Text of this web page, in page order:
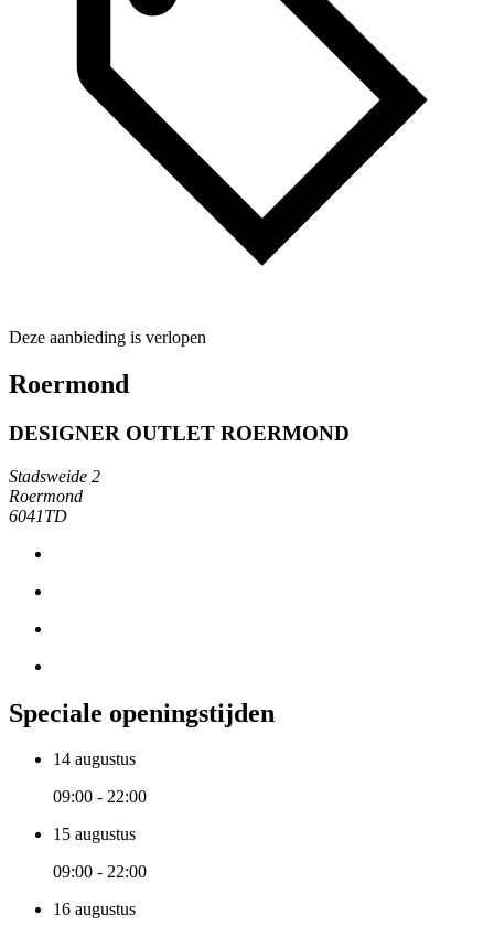
Deze aanbieding is verlopen
Roermond
DESIGNER OUTLET ROERMOND
Stadsweide 2
Roermond
6041TD
Speciale openingstijden
14 augustus
09:00 - 22:00
15 augustus
09:00 - 22:00
16 augustus